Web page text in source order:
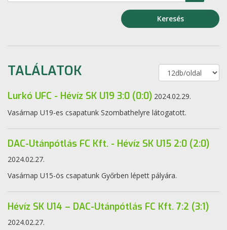
Keresés
TALÁLATOK
Lurkó UFC - Hévíz SK U19 3:0 (0:0) 2024.02.29.
Vasárnap U19-es csapatunk Szombathelyre látogatott.
DAC-Utánpótlás FC Kft. - Hévíz SK U15 2:0 (2:0)
2024.02.27.
Vasárnap U15-ös csapatunk Győrben lépett pályára.
Hévíz SK U14 – DAC-Utánpótlás FC Kft. 7:2 (3:1)
2024.02.27.